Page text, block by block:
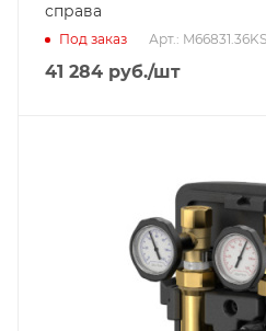
справа
Под заказ Арт.:
41 284 руб./шт